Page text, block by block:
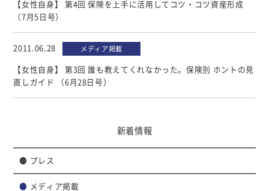
【女性自身】 第4回 保険を上手に活用してコツ・コツ資産形成
（7月5日号）
2011.06.28 メディア掲載
【女性自身】 第3回 誰も教えてくれなかった。保険別 ホントの見
直しガイド （6月28日号）
新着情報
● プレス
● メディア掲載